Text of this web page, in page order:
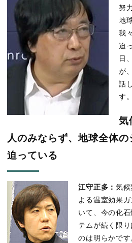
努
地
我
迫
日
が
話
す。
気
人のみならず、地球全体
迫っている
江守正多： 気
よる温室効果
いて、今の化
テムが続く限
のは明らかで